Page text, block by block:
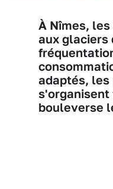
À Nîmes,
aux glaciers
adaptés,
s'organisent
bouleverse